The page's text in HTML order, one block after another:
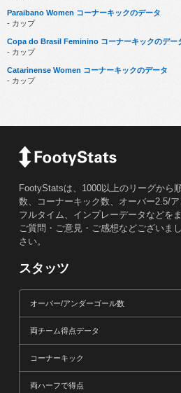
Paraibano Women コーナーキックのデータ
- カップ
Copa do Brasil Feminino コーナーキックのデー
- カップ
Catarinense Women コーナーキックのデータ
- カップ
FootyStatsは、1000以上のリーグから
数、コーナーキック数、オーバー2.5/
フルタイム、インプレーデータなどを
ご質問・ご意見・ご感想などございま
さい。
スタッツ
オーバー/アンダーゴール数
両チーム得点データ
コーナーキック
両ハーフで得点